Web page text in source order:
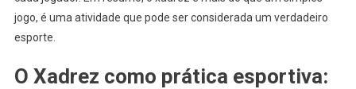
jogo, é uma atividade que pode ser considerada um verdadeiro
esporte.
O Xadrez como prática esportiva: